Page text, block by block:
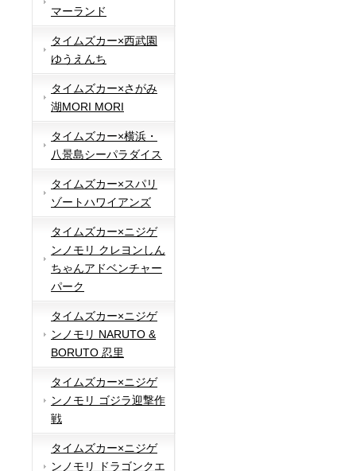
マーランド
タイムズカー×西武園
ゆうえんち
タイムズカー×さがみ
湖MORI MORI
タイムズカー×横浜・
八景島シーパラダイス
タイムズカー×スパリ
ゾートハワイアンズ
タイムズカー×ニジゲ
ンノモリ クレヨンしん
ちゃんアドベンチャー
パーク
タイムズカー×ニジゲ
ンノモリ NARUTO &
BORUTO 忍里
タイムズカー×ニジゲ
ンノモリ ゴジラ迎撃作
戦
タイムズカー×ニジゲ
ンノモリ ドラゴンクエ